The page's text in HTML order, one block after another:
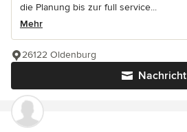
die Planung bis zur full service...
Mehr
Nachricht
26122 Oldenburg